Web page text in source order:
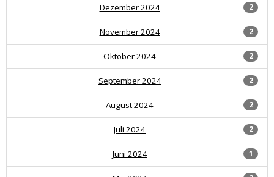
2
Dezember 2024
2
November 2024
2
Oktober 2024
2
September 2024
2
August 2024
2
Juli 2024
1
Juni 2024